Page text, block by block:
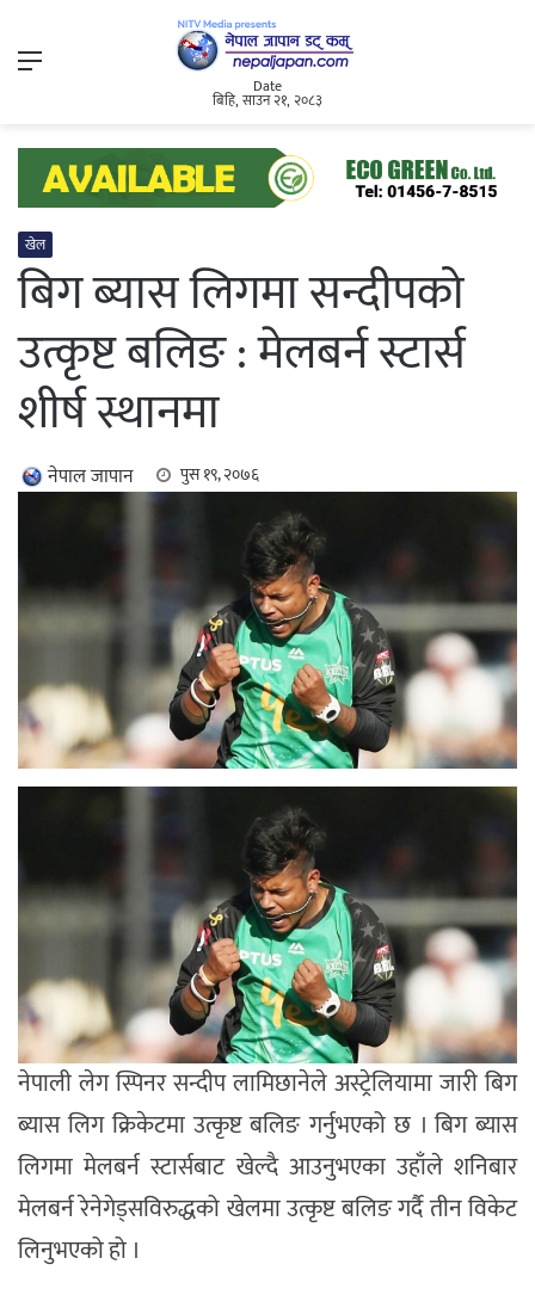
Menu
Date
बिहि, साउन २१, २०८३
खेल
बिग ब्यास लिगमा सन्दीपको
उत्कृष्ट बलिङ : मेलबर्न स्टार्स
शीर्ष स्थानमा
नेपाल जापान पुस १९, २०७६
नेपाली लेग स्पिनर सन्दीप लामिछानेले अस्ट्रेलियामा जारी बिग
ब्यास लिग क्रिकेटमा उत्कृष्ट बलिङ गर्नुभएको छ । बिग ब्यास
लिगमा मेलबर्न स्टार्सबाट खेल्दै आउनुभएका उहाँले शनिबार
मेलबर्न रेनेगेड्सविरुद्धको खेलमा उत्कृष्ट बलिङ गर्दै तीन विकेट
लिनुभएको हो ।